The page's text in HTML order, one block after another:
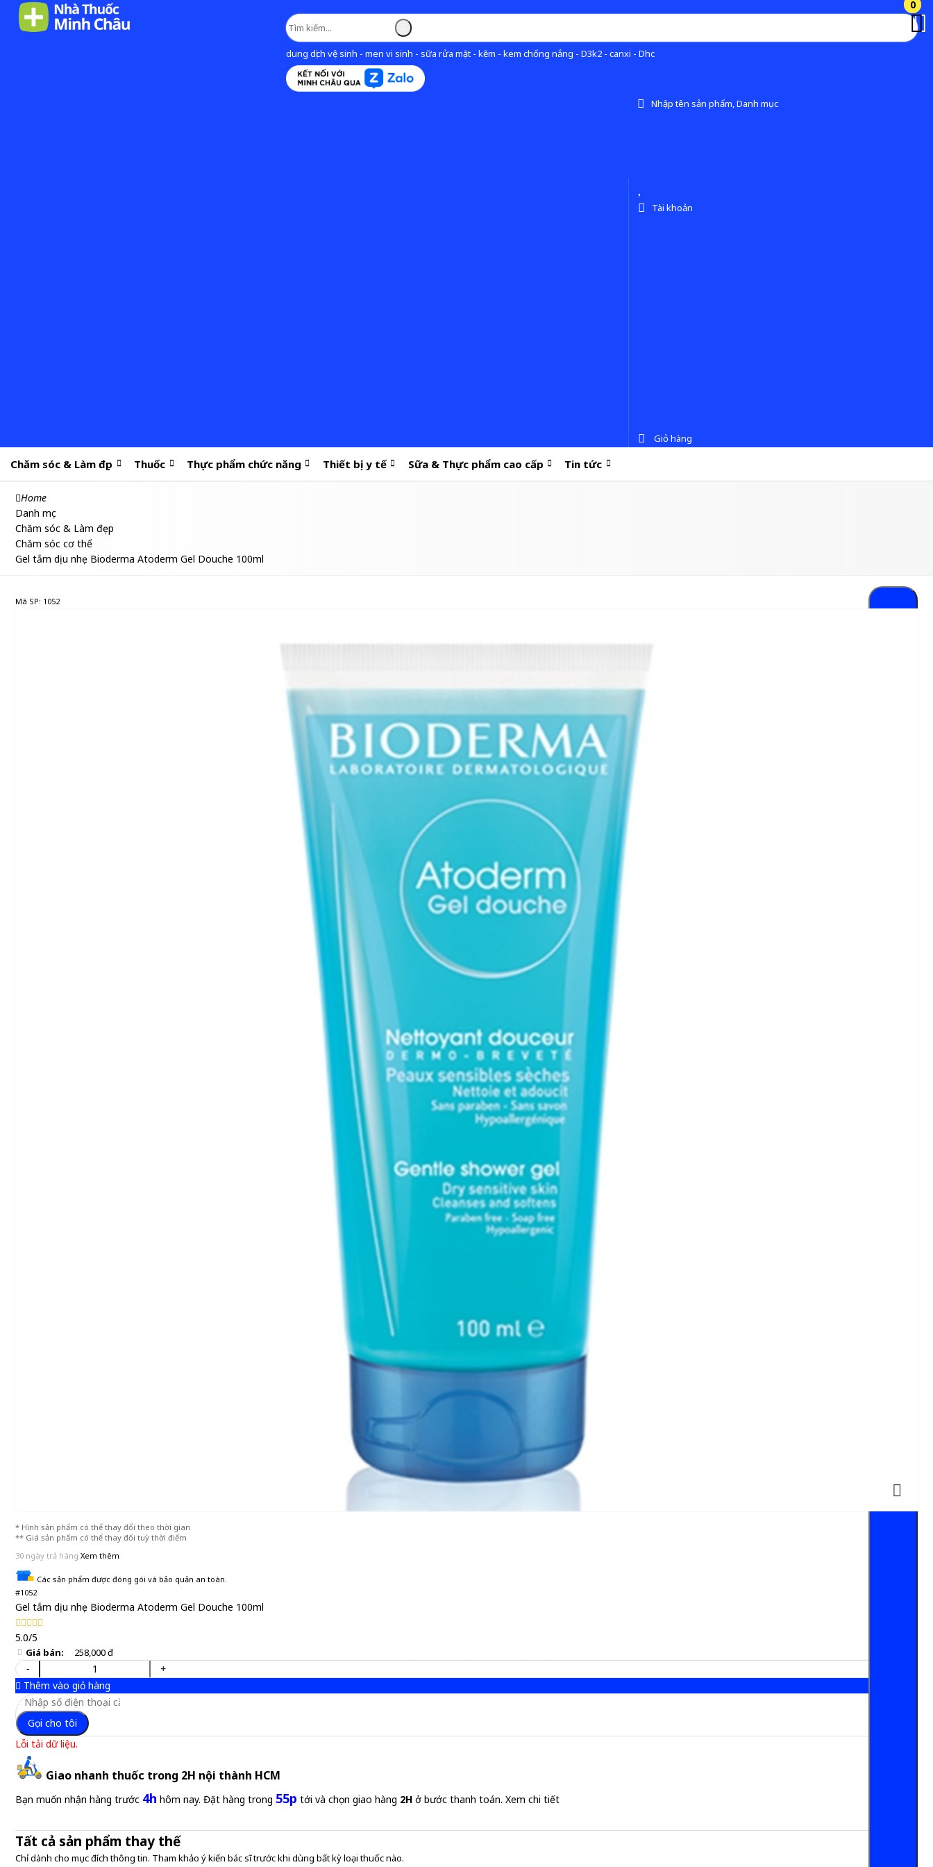
dung dịch vệ sinh - men vi sinh - sữa rửa mặt - kẽm - kem chống nắng - D3k2 - canxi - Dhc
Nhập tên sản phẩm, Danh mục
0
Tài khoản
0
Giỏ hàng
Chăm sóc & Làm đẹp Thuốc Thực phẩm chức năng Thiết bị y tế Sữa & Thực phẩm cao cấp Tin tức
Home
Danh mục
Chăm sóc & Làm đẹp
Chăm sóc cơ thể
Gel tắm dịu nhẹ Bioderma Atoderm Gel Douche 100ml
Mã SP: 1052
* Hình sản phẩm có thể thay đổi theo thời gian
** Giá sản phẩm có thể thay đổi tuỳ thời điểm
30 ngày trả hàng Xem thêm
Các sản phẩm được đóng gói và bảo quản an toàn.
#1052
Gel tắm dịu nhẹ Bioderma Atoderm Gel Douche 100ml
5.0/5
Giá bán: 258,000 đ
-
+
Thêm vào giỏ hàng
Gọi cho tôi
Lỗi tải dữ liệu.
Giao nhanh thuốc trong 2H nội thành HCM
Bạn muốn nhận hàng trước 4h hôm nay. Đặt hàng trong 55p tới và chọn giao hàng 2H ở bước thanh toán. Xem chi tiết
Tất cả sản phẩm thay thế
Chỉ dành cho mục đích thông tin. Tham khảo ý kiến bác sĩ trước khi dùng bất kỳ loại thuốc nào.